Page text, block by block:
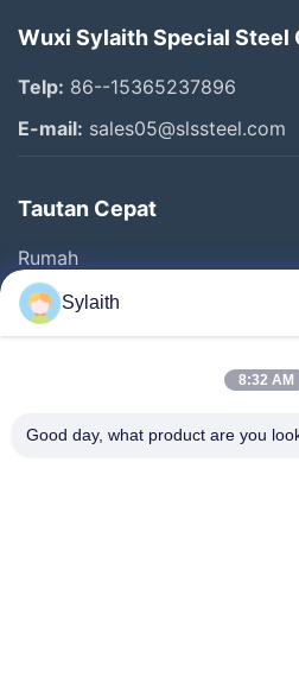
Wuxi Sylaith Special Steel
Telp: 86--15365237896
E-mail: sales05@slssteel.com
Tautan Cepat
Rumah
Produk
Video
Wisata Pabrik
Sylaith
8:32 AM
Good day, what product are you